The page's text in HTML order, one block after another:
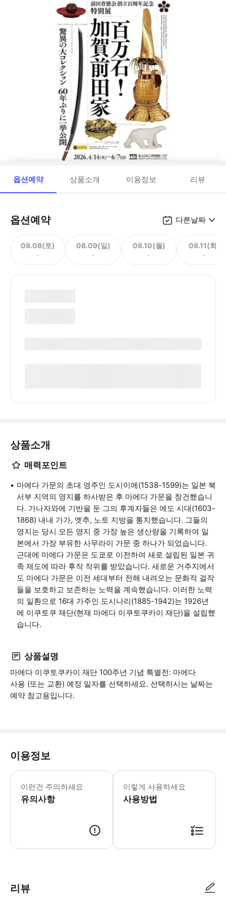
옵션예약 상품소개 이용정보 리뷰
옵션예약 다른날짜
08.08(토)
-
08.09(일)
-
08.10(월)
-
08.11(화)
-
상품소개
매력포인트
마에다 가문의 초대 영주인 도시이에(1538-1599)는 일본 북
서부 지역의 영지를 하사받은 후 마에다 가문을 창건했습니
다. 가나자와에 기반을 둔 그의 후계자들은 에도 시대(1603-
1868) 내내 가가, 엣추, 노토 지방을 통치했습니다. 그들의
영지는 당시 모든 영지 중 가장 높은 생산량을 기록하여 일
본에서 가장 부유한 사무라이 가문 중 하나가 되었습니다.
근대에 마에다 가문은 도쿄로 이전하여 새로 설립된 일본 귀
족 제도에 따라 후작 작위를 받았습니다. 새로운 거주지에서
도 마에다 가문은 이전 세대부터 전해 내려오는 문화적 걸작
들을 보호하고 보존하는 노력을 계속했습니다. 이러한 노력
의 일환으로 16대 가주인 도시나리(1885-1942)는 1926년
에 이쿠토쿠 재단(현재 마에다 이쿠토쿠카이 재단)을 설립했
습니다.
상품설명
마에다 이쿠토쿠카이 재단 100주년 기념 특별전: 마에다
사용 (또는 교환) 예정 일자를 선택하세요. 선택하시는 날짜는
예약 참고용입니다.
이용정보
이런건 주의하세요
유의사항
이렇게 사용하세요
사용방법
리뷰